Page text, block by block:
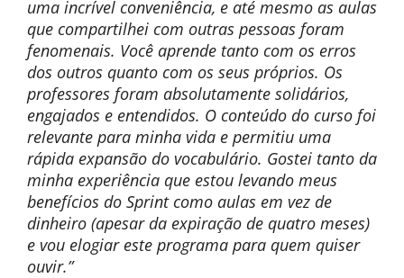
uma incrível conveniência, e até mesmo as aulas
que compartilhei com outras pessoas foram
fenomenais. Você aprende tanto com os erros
dos outros quanto com os seus próprios. Os
professores foram absolutamente solidários,
engajados e entendidos. O conteúdo do curso foi
relevante para minha vida e permitiu uma
rápida expansão do vocabulário. Gostei tanto da
minha experiência que estou levando meus
benefícios do Sprint como aulas em vez de
dinheiro (apesar da expiração de quatro meses)
e vou elogiar este programa para quem quiser
ouvir.”